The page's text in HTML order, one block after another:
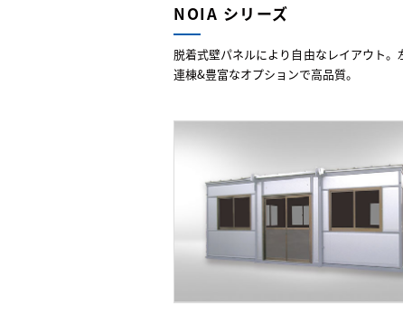
NOIA シリーズ
脱着式壁パネルにより自由なレイアウト。
連棟&豊富なオプションで高品質。